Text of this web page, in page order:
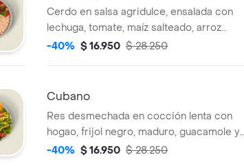
Cerdo en salsa agridulce, ensalada con
lechuga, tomate, maíz salteado, arroz
blanco, moneditas de plátano y salsa
-40% $ 16.950 $ 28.250
Cubano
Res desmechada en cocción lenta con
hogao, frijol negro, maduro, guacamole y
arroz blanco. *La bebida tiene un costo
-40% $ 16.950 $ 28.250